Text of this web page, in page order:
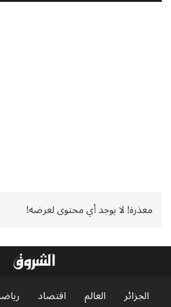
معذرة! لا يوجد أي محتوى لعرضه!
الجزائر العالم اقتصاد